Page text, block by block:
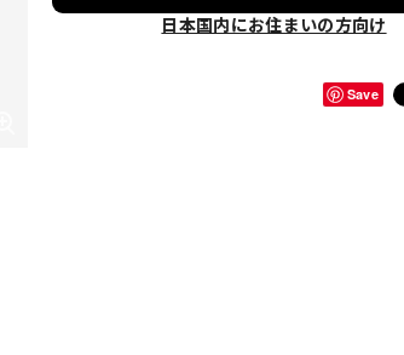
日本国内にお住まいの方向け
Save